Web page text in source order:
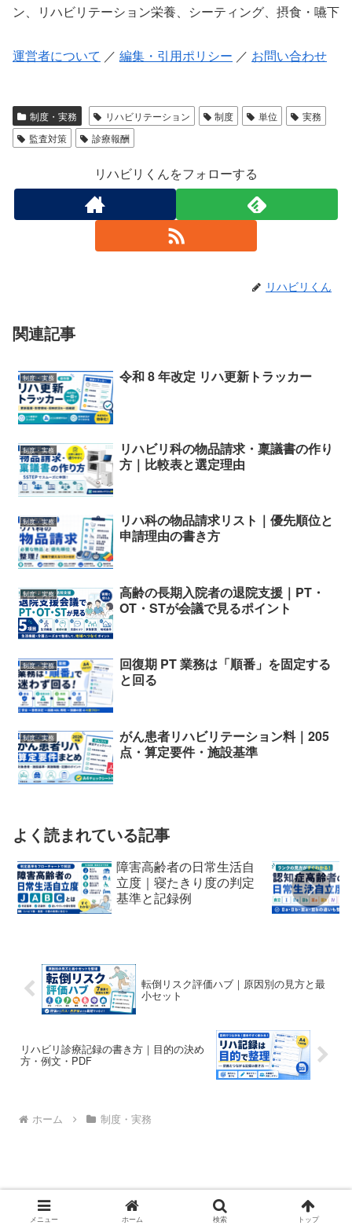
ン、リハビリテーション栄養、シーティング、摂食・嚥下
運営者について ／ 編集・引用ポリシー ／ お問い合わせ
制度・実務 リハビリテーション 制度 単位
実務
監査対策
診療報酬
リハビリくんをフォローする
リハビリくん
関連記事
制度・実務 令和 8 年改定 リハ更新トラッカー
制度・実務
リハビリ科の物品請求・稟議書の作り
方｜比較表と選定理由
制度・実務
リハ科の物品請求リスト｜優先順位と
申請理由の書き方
制度・実務
高齢の長期入院者の退院支援｜PT・
OT・STが会議で見るポイント
制度・実務
回復期 PT 業務は「順番」を固定する
と回る
制度・実務
がん患者リハビリテーション料｜205
点・算定要件・施設基準
よく読まれている記事
障害高齢者の日常生活自
立度｜寝たきり度の判定
基準と記録例
転倒リスク評価ハブ｜原因別の見方と最
小セット
リハビリ診療記録の書き方｜目的の決め
方・例文・PDF
ホーム 制度・実務
このサイトの使い方
メニュー ホーム 検索 トップ